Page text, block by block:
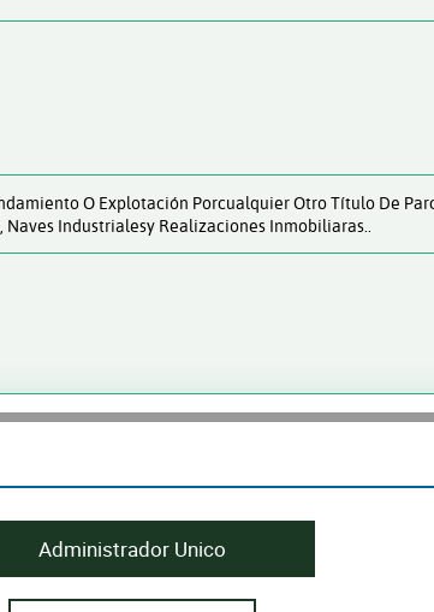
O Explotación Porcualquier Otro Título De
Industrialesy Realizaciones Inmobiliaras..
Administrador Unico